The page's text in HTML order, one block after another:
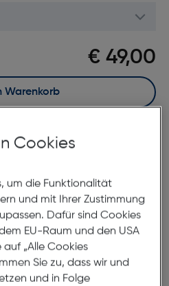
€ 49,00
kaufen
Warenkorb
prüfen
Cookies
um die Funktionalität
und mit Ihrer Zustimmung
Dafür sind Cookies
EU-Raum und den USA
„Alle Cookies
Sie zu, dass wir und
und in Folge